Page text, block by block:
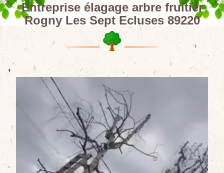
Entreprise élagage arbre fruitier
Rogny Les Sept Ecluses 89220